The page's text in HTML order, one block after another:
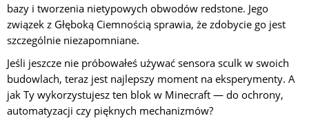
bazy i tworzenia nietypowych obwodów redstone. Jego
związek z Głęboką Ciemnością sprawia, że zdobycie go jest
szczególnie niezapomniane.
Jeśli jeszcze nie próbowałeś używać sensora sculk w swoich
budowlach, teraz jest najlepszy moment na eksperymenty. A
jak Ty wykorzystujesz ten blok w Minecraft — do ochrony,
automatyzacji czy pięknych mechanizmów?